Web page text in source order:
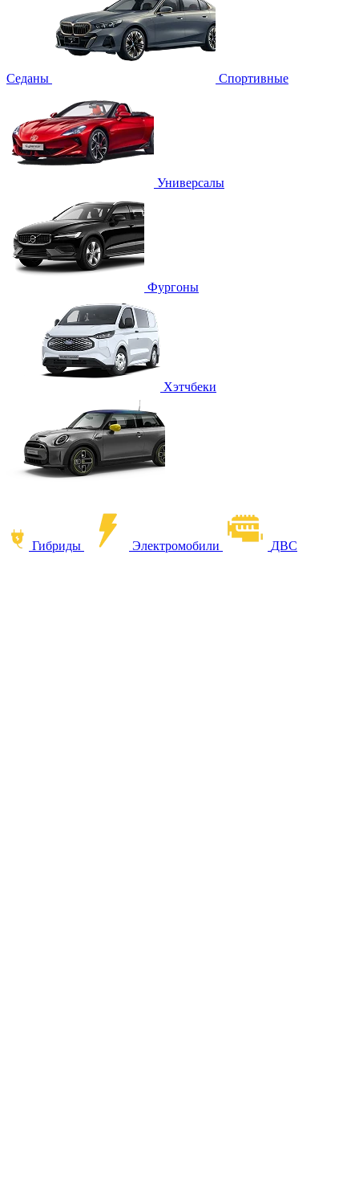
Седаны Спортивные
Универсалы
Фургоны
Хэтчбеки
Гибриды Электромобили ДВС